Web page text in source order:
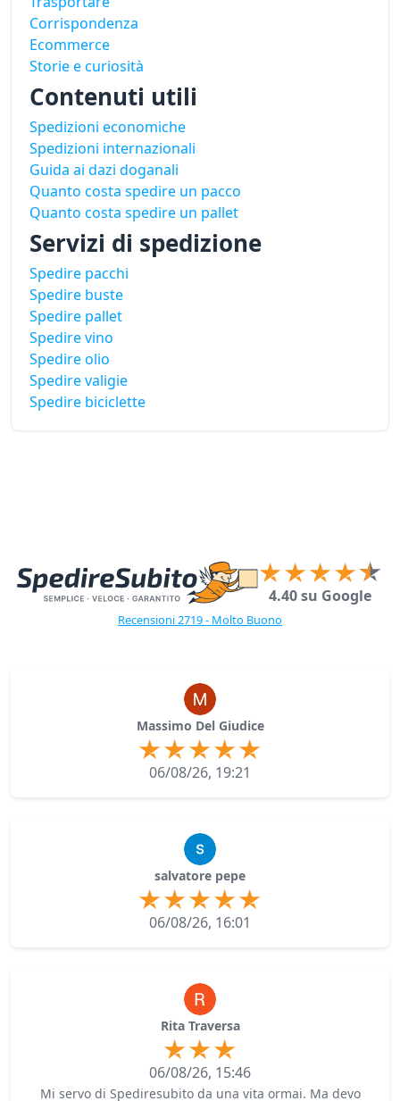
Corrispondenza
Ecommerce
Storie e curiosità
Contenuti utili
Spedizioni economiche
Spedizioni internazionali
Guida ai dazi doganali
Quanto costa spedire un pacco
Quanto costa spedire un pallet
Servizi di spedizione
Spedire pacchi
Spedire buste
Spedire pallet
Spedire vino
Spedire olio
Spedire valigie
Spedire biciclette
4.40 su Google
Recensioni 2719 - Molto Buono
Massimo Del Giudice
06/08/26, 19:21
salvatore pepe
06/08/26, 16:01
Rita Traversa
06/08/26, 15:46
Mi servo di Spediresubito da una vita ormai. Ma devo